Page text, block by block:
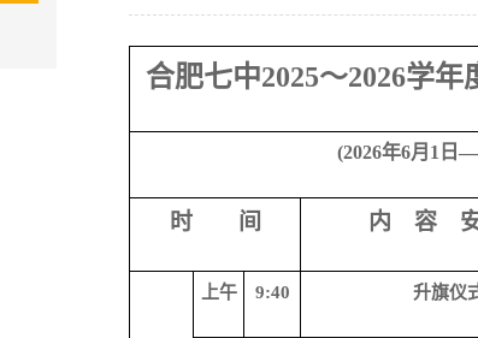
合肥七中2025～2026学年
(2026年6月1日
时 间 内 容
上午 9:40 升旗仪